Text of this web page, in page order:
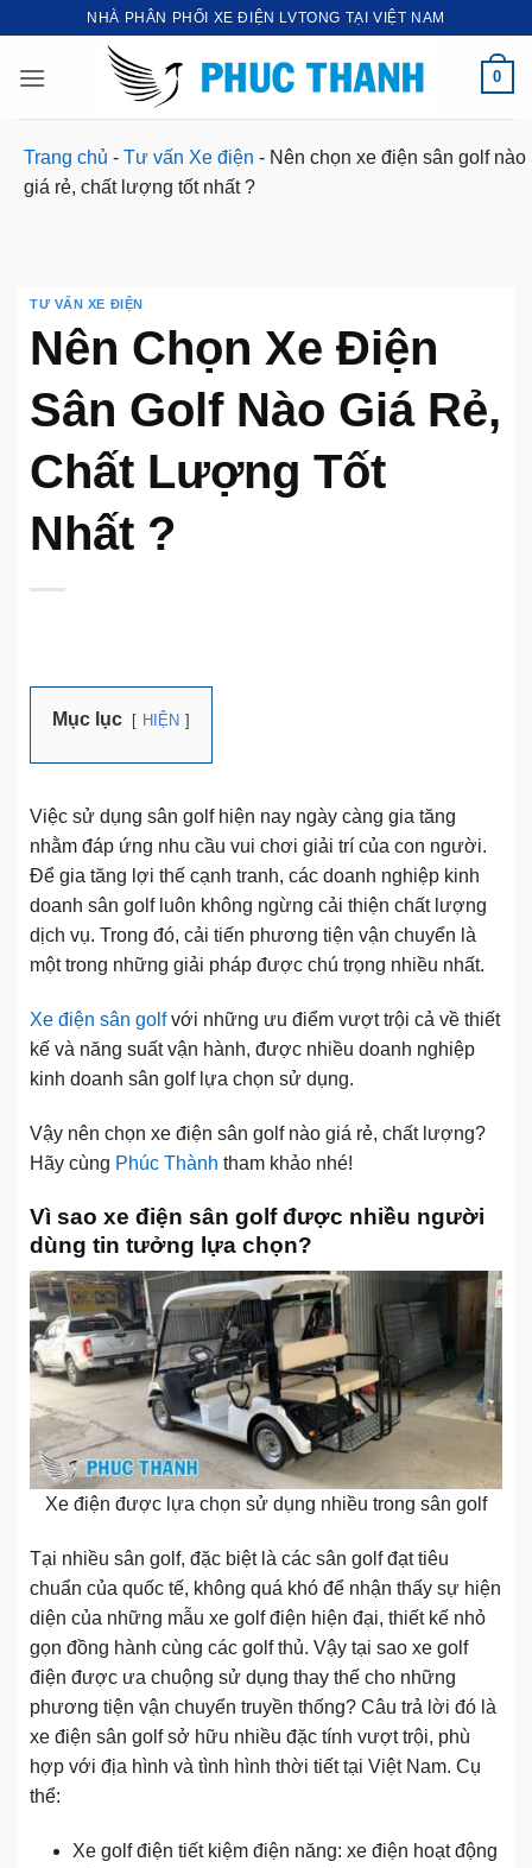
nội
NHÀ PHÂN PHỐI XE ĐIỆN LVTONG TẠI VIỆT NAM
0
Trang chủ - Tư vấn Xe điện - Nên chọn xe điện sân golf nào
giá rẻ, chất lượng tốt nhất ?
TƯ VẤN XE ĐIỆN
Nên Chọn Xe Điện
Sân Golf Nào Giá Rẻ,
Chất Lượng Tốt
Nhất ?
Mục lục HIỆN
Việc sử dụng sân golf hiện nay ngày càng gia tăng
nhằm đáp ứng nhu cầu vui chơi giải trí của con người.
Để gia tăng lợi thế cạnh tranh, các doanh nghiệp kinh
doanh sân golf luôn không ngừng cải thiện chất lượng
dịch vụ. Trong đó, cải tiến phương tiện vận chuyển là
một trong những giải pháp được chú trọng nhiều nhất.
Xe điện sân golfvới những ưu điểm vượt trội cả về thiết
kế và năng suất vận hành, được nhiều doanh nghiệp
kinh doanh sân golf lựa chọn sử dụng.
Vậy nên chọn xe điện sân golf nào giá rẻ, chất lượng?
Hãy cùng Phúc Thành tham khảo nhé!
Vì sao xe điện sân golf được nhiều người
dùng tin tưởng lựa chọn?
Xe điện được lựa chọn sử dụng nhiều trong sân golf
Tại nhiều sân golf, đặc biệt là các sân golf đạt tiêu
chuẩn của quốc tế, không quá khó để nhận thấy sự hiện
diện của những mẫu xe golf điện hiện đại, thiết kế nhỏ
gọn đồng hành cùng các golf thủ. Vậy tại sao xe golf
điện được ưa chuộng sử dụng thay thế cho những
phương tiện vận chuyển truyền thống? Câu trả lời đó là
xe điện sân golf sở hữu nhiều đặc tính vượt trội, phù
hợp với địa hình và tình hình thời tiết tại Việt Nam. Cụ
thể:
Xe golf điện tiết kiệm điện năng: xe điện hoạt động